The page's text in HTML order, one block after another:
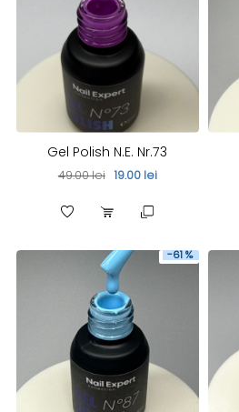
Gel Polish N.E. Nr.73
49.00 lei 19.00 lei
-61 %